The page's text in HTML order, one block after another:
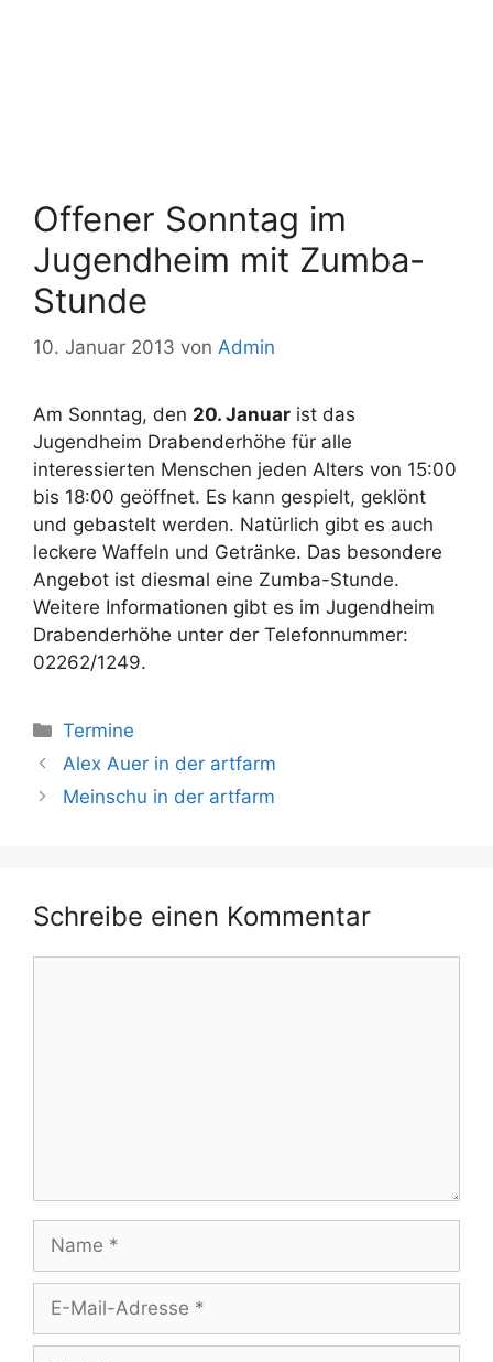
Offener Sonntag im
Jugendheim mit Zumba-
Stunde
10. Januar 2013 von Admin
Am Sonntag, den 20. Januar ist das
Jugendheim Drabenderhöhe für alle
interessierten Menschen jeden Alters von 15:00
bis 18:00 geöffnet. Es kann gespielt, geklönt
und gebastelt werden. Natürlich gibt es auch
leckere Waffeln und Getränke. Das besondere
Angebot ist diesmal eine Zumba-Stunde.
Weitere Informationen gibt es im Jugendheim
Drabenderhöhe unter der Telefonnummer:
02262/1249.
Kategorien
Termine
Alex Auer in der artfarm
Meinschu in der artfarm
Schreibe einen Kommentar
Mail-
Adresse